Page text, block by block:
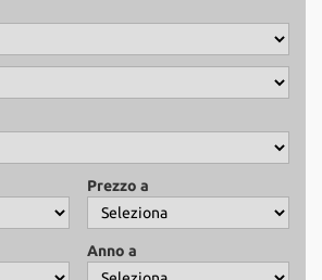
Prezzo a
Anno a